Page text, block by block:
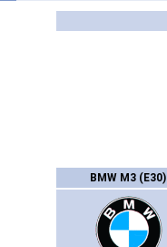
BMW M3 (E30)